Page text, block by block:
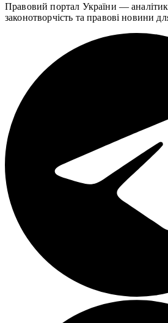
Правовий портал України —
законотворчість та правові новини